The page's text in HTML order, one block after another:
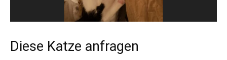
Diese Katze anfragen